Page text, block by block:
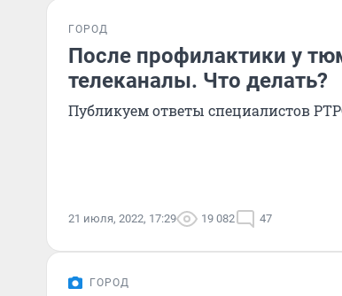
ГОРОД
После профилактики у
телеканалы. Что делать?
Публикуем ответы специалистов
21 июля, 2022, 17:29 19 082 47
ГОРОД